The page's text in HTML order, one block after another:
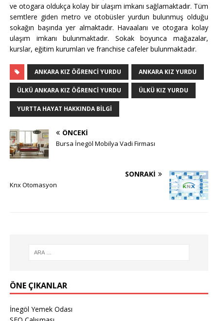
ve otogara oldukça kolay bir ulaşım imkanı sağlamaktadır. Tüm
semtlere giden metro ve otobüsler yurdun bulunmuş olduğu
sokağın başında yer almaktadır. Havaalanı ve otogara kolay
ulaşım imkanı bulunmaktadır. Sokak boyunca mağazalar,
kurslar, eğitim kurumları ve franchise cafeler bulunmaktadır.
ANKARA KIZ ÖĞRENCI YURDU ANKARA KIZ YURDU
ÜLKÜ ANKARA KIZ ÖĞRENCI YURDU ÜLKÜ KIZ YURDU
YURTTA HAYAT HAKKINDA BILGI
ÖNCEKI
Bursa İnegöl Mobilya Vadi Firması
SONRAKI
Knx Otomasyon
ÖNE ÇIKANLAR
İnegöl Yemek Odası